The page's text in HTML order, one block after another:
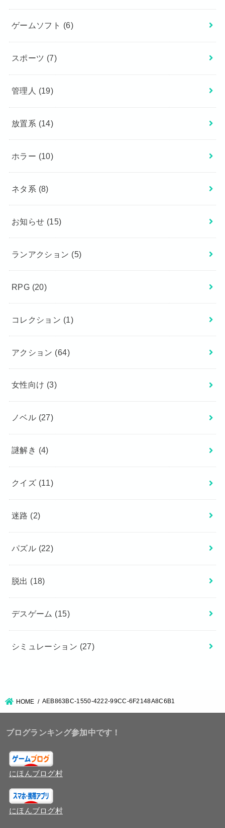
ゲームソフト (6)
スポーツ (7)
管理人 (19)
放置系 (14)
ホラー (10)
ネタ系 (8)
お知らせ (15)
ランアクション (5)
RPG (20)
コレクション (1)
アクション (64)
女性向け (3)
ノベル (27)
謎解き (4)
クイズ (11)
迷路 (2)
パズル (22)
脱出 (18)
デスゲーム (15)
シミュレーション (27)
HOME AEB863BC-1550-4222-99CC-6F2148A8C6B1
ブログランキング参加中です！
にほんブログ村
にほんブログ村